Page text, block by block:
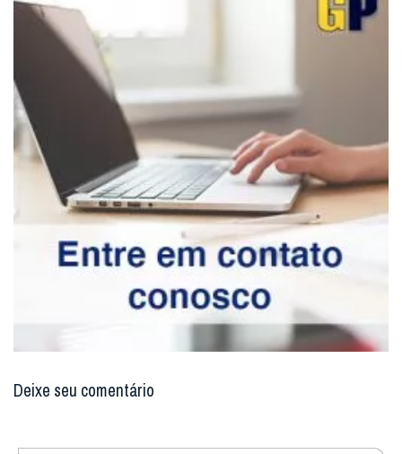
Deixe seu comentário